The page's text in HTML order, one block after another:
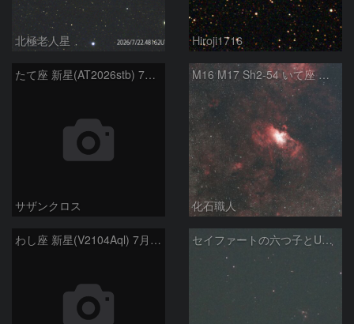
北極老人星 Hiroji1716
たて座 新星(AT2026stb) 7月14日 Seestar50
サザンクロス
M16 M17 Sh2-54 いて座 へび座
化石職人
わし座 新星(V2104Aql) 7月9日 Seestar50 セイファートの六つ子とUGC10127